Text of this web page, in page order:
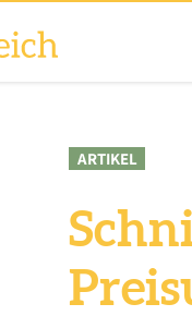
ARTIKEL